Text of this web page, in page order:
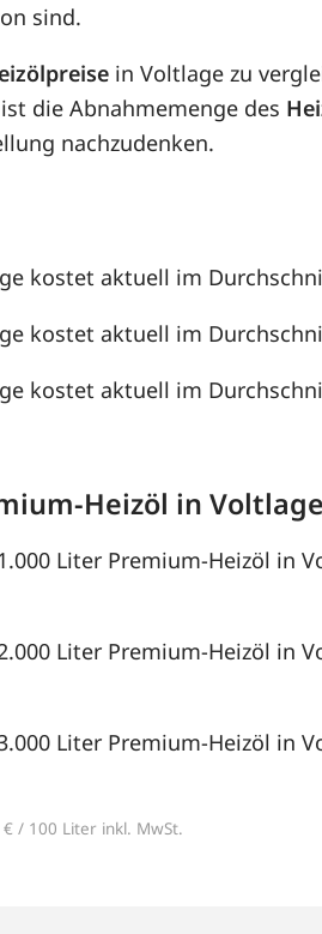
sind.
in Voltlage zu
die Abnahmemenge des
nachzudenken.
kostet aktuell im
kostet aktuell im
kostet aktuell im
Heizöl in
Liter Premium-Heizöl in
Liter Premium-Heizöl in
Liter Premium-Heizöl in
/ 100 Liter inkl. MwSt.